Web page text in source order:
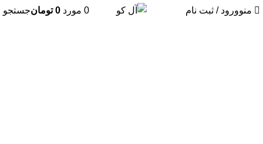
منوورود / ثبت نام 0 مورد 0 تومانجستجو